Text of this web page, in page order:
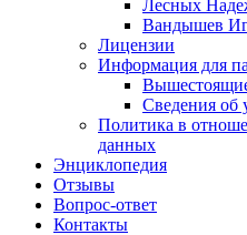
Лесных
Вандышев
Лицензии
Информация для
Сведения об
Политика в
данных
Энциклопедия
Отзывы
Вопрос-ответ
Контакты